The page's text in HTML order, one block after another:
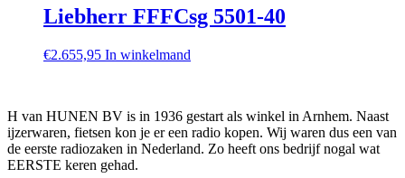
Liebherr FFFCsg 5501-40
€2.655,95 In winkelmand
H van HUNEN BV is in 1936 gestart als winkel in Arnhem. Naast
ijzerwaren, fietsen kon je er een radio kopen. Wij waren dus een van
de eerste radiozaken in Nederland. Zo heeft ons bedrijf nogal wat
EERSTE keren gehad.